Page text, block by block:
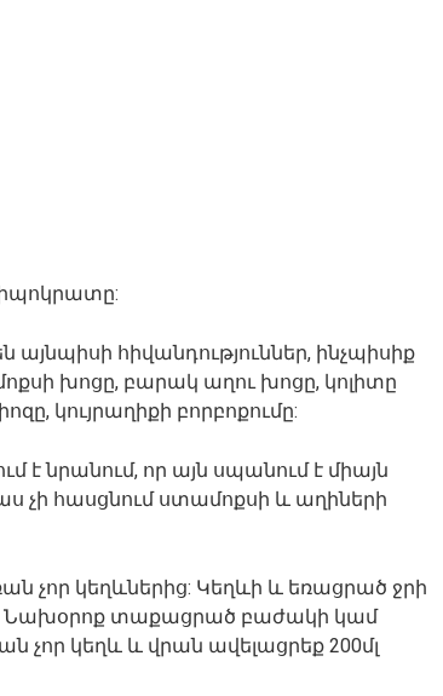
այնպիսի հիվանդություններ, ինչպիսիք
խոցը, բարակ աղու խոցը, կոլիտը
կույրաղիքի բորբոքումը:
է նրանում, որ այն սպանում է միայն
չի հասցնում ստամոքսի և աղիների
չոր կեղևներից: Կեղևի և եռացրած ջրի
ի: Նախօրոք տաքացրած բաժակի կամ
չոր կեղև և վրան ավելացրեք 200մլ